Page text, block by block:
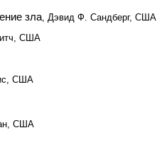
зла, Дэвид Ф. Сандберг, США
США
США
США